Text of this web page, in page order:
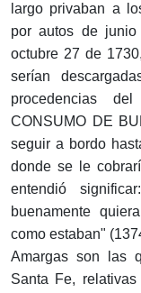
largo privaban a
por autos de
octubre 27 de
serían
procedencias
CONSUMO DE
seguir a bordo
donde se le
entendió
buenamente
como estaban"
Amargas son las
Santa Fe,